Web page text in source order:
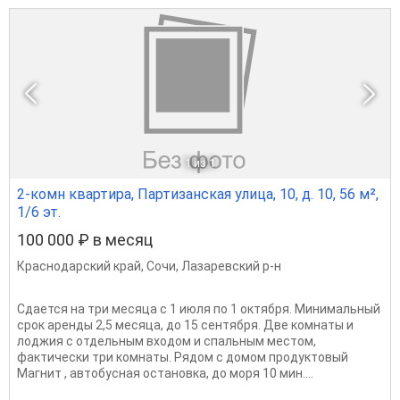
1 из 1
2-комн квартира, Партизанская улица, 10, д. 10, 56 м²,
1/6 эт.
100 000 ₽ в месяц
Краснодарский край, Сочи, Лазаревский р-н
Сдается на три месяца с 1 июля по 1 октября. Минимальный
срок аренды 2,5 месяца, до 15 сентября. Две комнаты и
лоджия с отдельным входом и спальным местом,
фактически три комнаты. Рядом с домом продуктовый
Магнит , автобусная остановка, до моря 10 мин....